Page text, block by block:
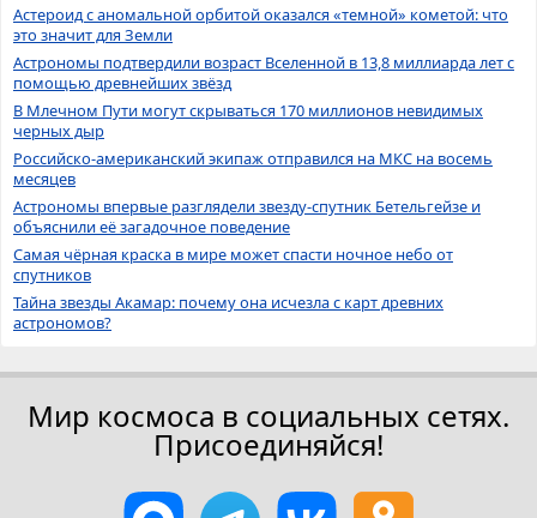
Астероид с аномальной орбитой оказался «темной» кометой: что
это значит для Земли
Астрономы подтвердили возраст Вселенной в 13,8 миллиарда лет с
помощью древнейших звёзд
В Млечном Пути могут скрываться 170 миллионов невидимых
черных дыр
Российско-американский экипаж отправился на МКС на восемь
месяцев
Астрономы впервые разглядели звезду-спутник Бетельгейзе и
объяснили её загадочное поведение
Самая чёрная краска в мире может спасти ночное небо от
спутников
Тайна звезды Акамар: почему она исчезла с карт древних
астрономов?
Мир космоса в социальных сетях.
Присоединяйся!